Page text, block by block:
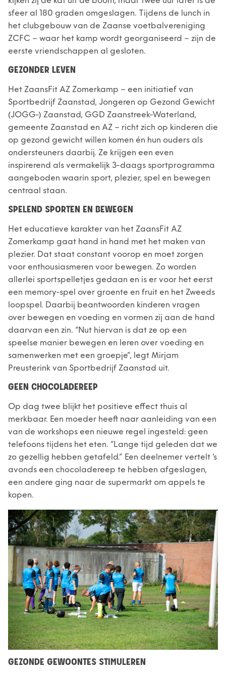
sfeer al 180 graden omgeslagen. Tijdens de lunch in
het clubgebouw van de Zaanse voetbalvereniging
ZCFC – waar het kamp wordt georganiseerd – zijn de
eerste vriendschappen al gesloten.
GEZONDER LEVEN
Het ZaansFit AZ Zomerkamp – een initiatief van
Sportbedrijf Zaanstad, Jongeren op Gezond Gewicht
(JOGG-) Zaanstad, GGD Zaanstreek-Waterland,
gemeente Zaanstad en AZ – richt zich op kinderen die
op gezond gewicht willen komen én hun ouders als
ondersteuners daarbij. Ze krijgen een even
inspirerend als vermakelijk 3-daags sportprogramma
aangeboden waarin sport, plezier, spel en bewegen
centraal staan.
SPELEND SPORTEN EN BEWEGEN
Het educatieve karakter van het ZaansFit AZ
Zomerkamp gaat hand in hand met het maken van
plezier. Dat staat constant voorop en moet zorgen
voor enthousiasmeren voor bewegen. Zo worden
allerlei sportspelletjes gedaan en is er voor het eerst
een memory-spel over groente en fruit en het Zweeds
loopspel. Daarbij beantwoorden kinderen vragen
over bewegen en voeding en vormen zij aan de hand
daarvan een zin. “Nut hiervan is dat ze op een
speelse manier bewegen en leren over voeding en
samenwerken met een groepje”, legt Mirjam
Preusterink van Sportbedrijf Zaanstad uit.
GEEN CHOCOLADEREEP
Op dag twee blijkt het positieve effect thuis al
merkbaar. Een moeder heeft naar aanleiding van een
van de workshops een nieuwe regel ingesteld: geen
telefoons tijdens het eten. “Lange tijd geleden dat we
zo gezellig hebben getafeld.” Een deelnemer vertelt ‘s
avonds een chocoladereep te hebben afgeslagen,
een andere ging naar de supermarkt om appels te
kopen.
GEZONDE GEWOONTES STIMULEREN